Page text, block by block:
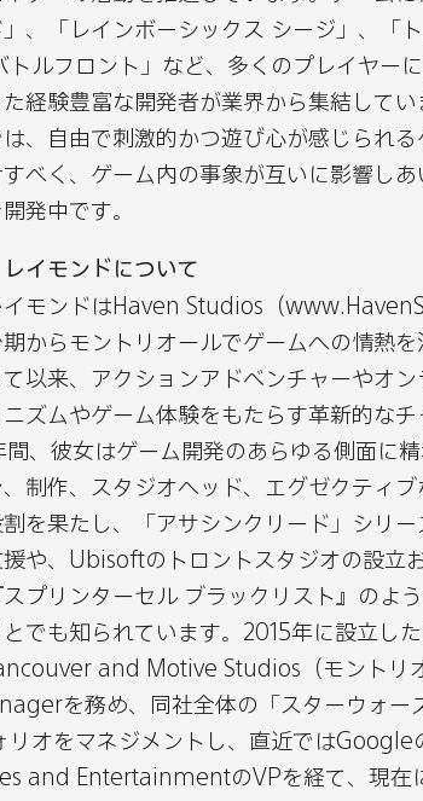
、「レインボーシックス シージ」、「
トルフロント」など、多くのプレイヤー
経験豊富な開発者が業界から集結して
、自由で刺激的かつ遊び心が感じられ
べく、ゲーム内の事象が互いに影響し
発中です。
イモンドについて
イモンドはHaven Studios（
からモントリオールでゲームへの情熱
以来、アクションアドベンチャーやオ
ズムやゲーム体験をもたらす革新的な
間、彼女はゲーム開発のあらゆる側面に
制作、スタジオヘッド、エグゼクティ
を果たし、「アサシンクリード」シリー
や、Ubisoftのトロントスタジオの設立
プリンターセル ブラックリスト』のよ
でも知られています。2015年に設立し
and Motive Studios（モントリ
を務め、同社全体の「スターウォー
リオをマネジメントし、直近ではGoogle
and EntertainmentのVPを経て、現在